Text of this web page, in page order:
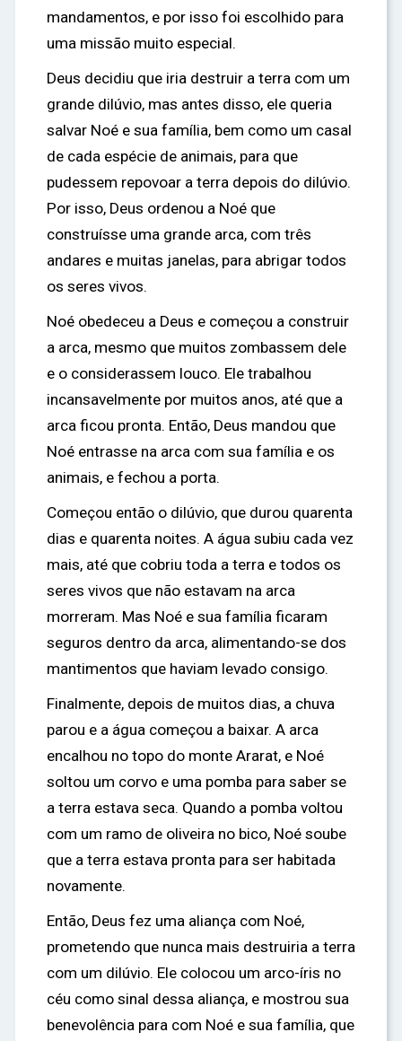
mandamentos, e por isso foi escolhido para
uma missão muito especial.
Deus decidiu que iria destruir a terra com um
grande dilúvio, mas antes disso, ele queria
salvar Noé e sua família, bem como um casal
de cada espécie de animais, para que
pudessem repovoar a terra depois do dilúvio.
Por isso, Deus ordenou a Noé que
construísse uma grande arca, com três
andares e muitas janelas, para abrigar todos
os seres vivos.
Noé obedeceu a Deus e começou a construir
a arca, mesmo que muitos zombassem dele
e o considerassem louco. Ele trabalhou
incansavelmente por muitos anos, até que a
arca ficou pronta. Então, Deus mandou que
Noé entrasse na arca com sua família e os
animais, e fechou a porta.
Começou então o dilúvio, que durou quarenta
dias e quarenta noites. A água subiu cada vez
mais, até que cobriu toda a terra e todos os
seres vivos que não estavam na arca
morreram. Mas Noé e sua família ficaram
seguros dentro da arca, alimentando-se dos
mantimentos que haviam levado consigo.
Finalmente, depois de muitos dias, a chuva
parou e a água começou a baixar. A arca
encalhou no topo do monte Ararat, e Noé
soltou um corvo e uma pomba para saber se
a terra estava seca. Quando a pomba voltou
com um ramo de oliveira no bico, Noé soube
que a terra estava pronta para ser habitada
novamente.
Então, Deus fez uma aliança com Noé,
prometendo que nunca mais destruiria a terra
com um dilúvio. Ele colocou um arco-íris no
céu como sinal dessa aliança, e mostrou sua
benevolência para com Noé e sua família, que